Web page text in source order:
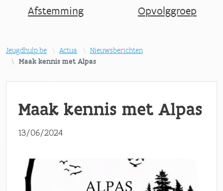
Afstemming Opvolggroep
Jeugdhulp.be Actua
Nieuwsberichten
Maak kennis met Alpas
Maak kennis met Alpas
13/06/2024